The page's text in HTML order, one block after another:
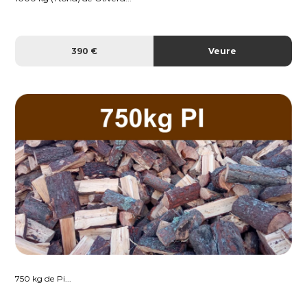
390 € Veure
750 kg de Pi...